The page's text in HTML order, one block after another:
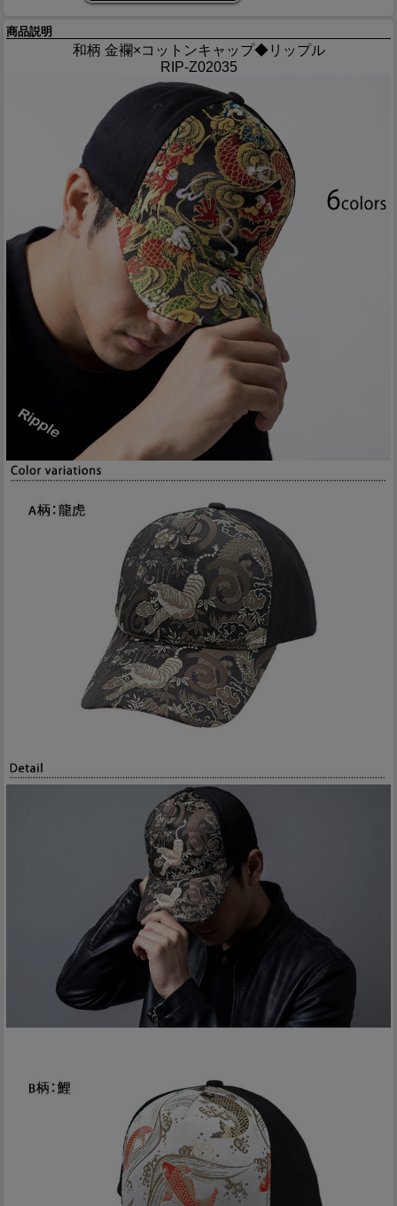
商品説明
和柄 金襴×コットンキャップ◆リップル
RIP-Z02035